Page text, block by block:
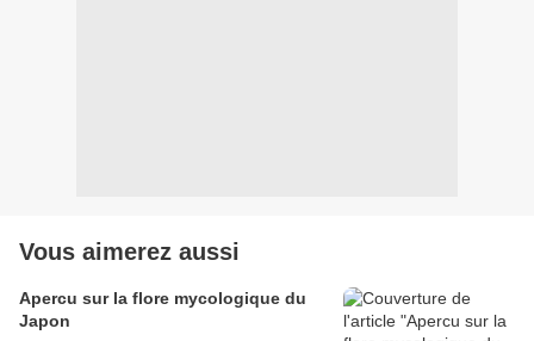
Vous aimerez aussi
Apercu sur la flore mycologique du
Japon